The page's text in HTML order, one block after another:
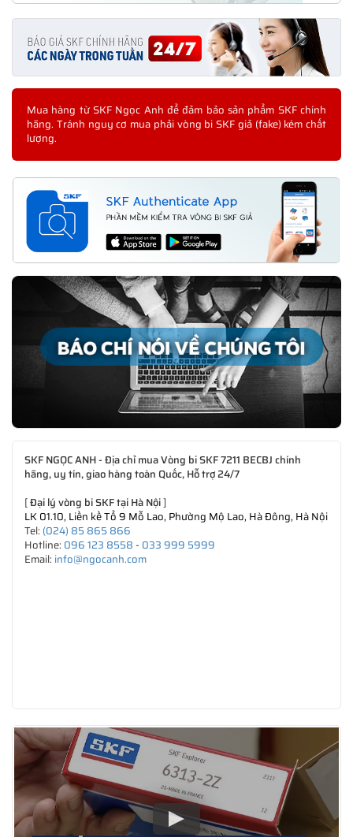
Mua hàng từ SKF Ngọc Anh để đảm bảo sản phẩm SKF chính
hãng. Tránh nguy cơ mua phải vòng bi SKF giả (fake) kém chất
lượng.
SKF NGỌC ANH - Địa chỉ mua Vòng bi SKF 7211 BECBJ chính
hãng, uy tín, giao hàng toàn Quốc, Hỗ trợ 24/7
[Đại lý vòng bi SKF tại Hà Nội]
LK 01.10, Liền kề Tổ 9 Mỗ Lao, Phường Mộ Lao, Hà Đông, Hà Nội
Tel: (024) 85 865 866
Hotline: 096 123 8558- 033 999 5999
Email: info@ngocanh.com